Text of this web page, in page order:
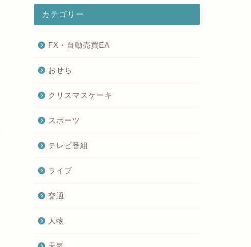
カテゴリー
FX・自動売買EA
おせち
クリスマスケーキ
スポーツ
テレビ番組
ライブ
交通
人物